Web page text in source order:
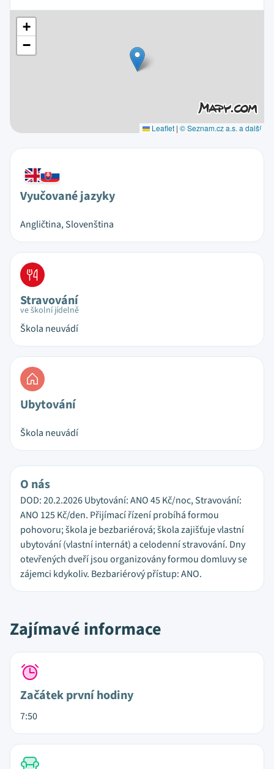
+
−
Leaflet | © Seznam.cz a.s. a další
Vyučované jazyky
Angličtina, Slovenština
Stravování
ve školní jídelně
Škola neuvádí
Ubytování
Škola neuvádí
O nás
DOD: 20.2.2026 Ubytování: ANO 45 Kč/noc, Stravování:
ANO 125 Kč/den. Přijímací řízení probíhá formou
pohovoru; škola je bezbariérová; škola zajišťuje vlastní
ubytování (vlastní internát) a celodenní stravování. Dny
otevřených dveří jsou organizovány formou domluvy se
zájemci kdykoliv. Bezbariérový přístup: ANO.
Zajímavé informace
Začátek první hodiny
7:50